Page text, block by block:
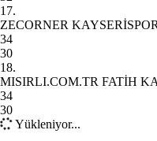
17.
ZECORNER KAYSERİSPOR
34
30
18.
MISIRLI.COM.TR FATİH
34
30
Yükleniyor...